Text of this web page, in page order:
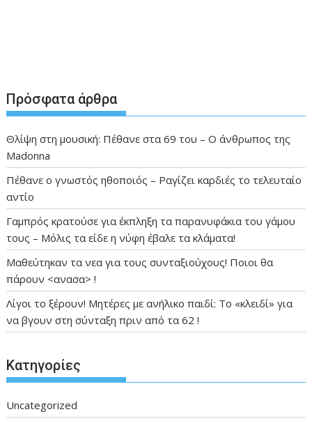
Πρόσφατα άρθρα
Θλίψη στη μουσική: Πέθανε στα 69 του – Ο άνθρωπος της
Madonna
Πέθανε ο γνωστός ηθοποιός – Ραγίζει καρδιές το τελευταίο
αντίο
Γαμπρός κρατούσε για έκπληξη τα παρανυφάκια του γάμου
τους – Μόλις τα είδε η νύφη έβαλε τα κλάματα!
Μαθεύτηκαν τα νεα για τους συνταξιούχους! Ποιοι θα
πάρουν <ανασα> !
Λίγοι το ξέρουν! Μητέρες με ανήλικο παιδί: Το «κλειδί» για
να βγουν στη σύνταξη πριν από τα 62 !
Kατηγορίες
Uncategorized